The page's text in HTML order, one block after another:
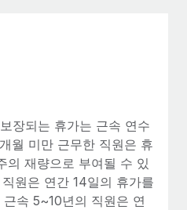
소화
관리
장되는 휴가는 근속 연수
월 미만 근무한 직원은 휴
의 재량으로 부여될 수 있
원은 연간 14일의 휴가를
속 5~10년의 직원은 연